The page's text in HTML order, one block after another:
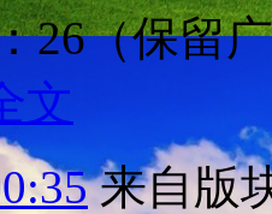
26（保留
文
来自版